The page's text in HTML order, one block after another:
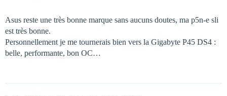
Asus reste une très bonne marque sans aucuns doutes, ma p5n-e sli
est très bonne.
Personnellement je me tournerais bien vers la Gigabyte P45 DS4 :
belle, performante, bon OC…